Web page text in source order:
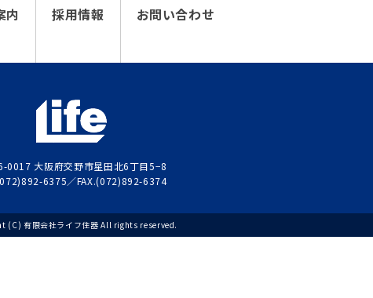
内 採用情報 お問い合わせ
0017 大阪府交野市星田北6丁目5−8
6375／FAX.(072)892-6374
(C) 有限会社ライフ住器 All rights reserved.